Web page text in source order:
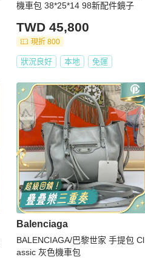
機車包 38*25*14 98新配件鏡子
TWD 45,800
現折 800
狀況良好 本地 免運
Balenciaga
BALENCIAGA/巴黎世家 手提包 Cl
assic 灰色機車包